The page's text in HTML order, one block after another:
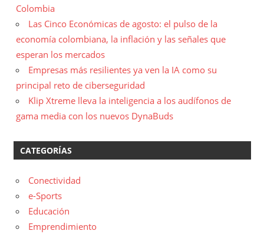
Colombia
Las Cinco Económicas de agosto: el pulso de la
economía colombiana, la inflación y las señales que
esperan los mercados
Empresas más resilientes ya ven la IA como su
principal reto de ciberseguridad
Klip Xtreme lleva la inteligencia a los audífonos de
gama media con los nuevos DynaBuds
CATEGORÍAS
Conectividad
e-Sports
Educación
Emprendimiento